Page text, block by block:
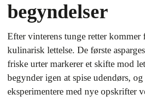
begyndelser
Efter vinterens tunge retter kommer
kulinarisk lettelse. De første
friske urter markerer et skifte mod
begynder igen at spise udendørs,
eksperimentere med nye opskrifter